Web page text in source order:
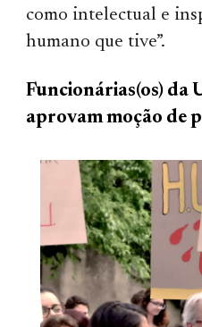
como intelectual e
humano que tive”.
Funcionárias(os) da
aprovam moção de